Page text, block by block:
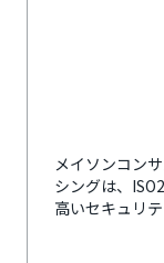
メイソンコン
シングは、
高いセキュリ
供している給
務士や実務経